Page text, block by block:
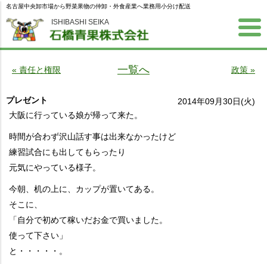
ISHIBASHI SEIKA
名古屋中央卸市場から野菜果物の仲卸・外食産業へ業務用小分け配送
« 責任と権限 一覧へ 政策 »
プレゼント
2014年09月30日(火)
大阪に行っている娘が帰って来た。
時間が合わず沢山話す事は出来なかったけど
練習試合にも出してもらったり
元気にやっている様子。
今朝、机の上に、カップが置いてある。
そこに、
「自分で初めて稼いだお金で買いました。
使って下さい」
と・・・・・。